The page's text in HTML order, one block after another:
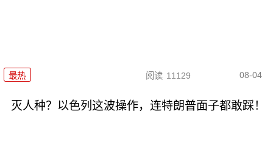
最热 阅读 11129 08-04
灭人种？以色列这波操作，连特朗普面子都敢踩！